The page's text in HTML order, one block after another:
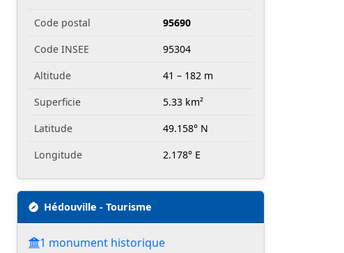
Code postal
95690
Code INSEE
95304
Altitude
41 – 182 m
Superficie
5.33 km²
Latitude
49.158° N
Longitude
2.178° E
Hédouville - Tourisme
1 monument historique